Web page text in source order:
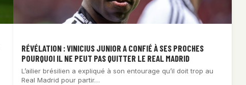
RÉVÉLATION : VINICIUS JUNIOR A CONFIÉ À SES PROCHES
POURQUOI IL NE PEUT PAS QUITTER LE REAL MADRID
L’ailier brésilien a expliqué à son entourage qu’il doit trop au
Real Madrid pour partir…